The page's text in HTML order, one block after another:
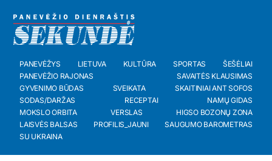
PANEVĖŽYS LIETUVA KULTŪRA SPORTAS
ŠEŠĖLIAI
PANEVĖŽIO RAJONAS
SAVAITĖS KLAUSIMAS
GYVENIMO BŪDAS
SVEIKATA
SKAITINIAI ANT SOFOS
SODAS/DARŽAS
RECEPTAI
NAMŲ GIDAS
MOKSLO ORBITA
VERSLAS
HIGSO BOZONŲ ZONA
LAISVĖS BALSAS
PROFILIS_JAUNI
SAUGUMO BAROMETRAS
SU UKRAINA